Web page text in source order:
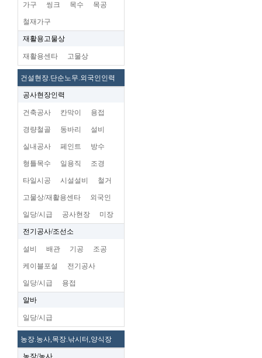
가구 씽크 목수 목공
철재가구
재활용고물상
재활용센타 고물상
건설현장.단순노무.외국인인력
공사현장인력
건축공사 칸막이 용접
경량철골 동바리 설비
실내공사 페인트 방수
형틀목수 일용직 조경
타일시공 시설설비 철거
고물상/재활용센타 외국인
일당/시급 공사현장 미장
전기공사/조선소
설비 배관 기공 조공
케이블포설 전기공사
일당/시급 용접
알바
일당/시급
농장.농사,목장.낚시터,양식장
농장/농사